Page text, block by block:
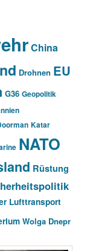
China
Drohnen EU
G36 Geopolitik
Katar
NATO
Rüstung
Lufttransport
Wolga Dnepr